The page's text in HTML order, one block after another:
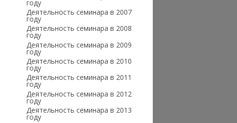
году
Деятельность семинара в 2007
году
Деятельность семинара в 2008
году
Деятельность семинара в 2009
году
Деятельность семинара в 2010
году
Деятельность семинара в 2011
году
Деятельность семинара в 2012
году
Деятельность семинара в 2013
году